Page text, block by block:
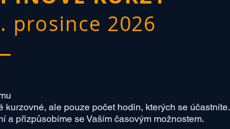
. prosince 2026
ale pouze počet hodin, kterých se účastníte.
a přizpůsobíme se Vaším časovým možnostem.